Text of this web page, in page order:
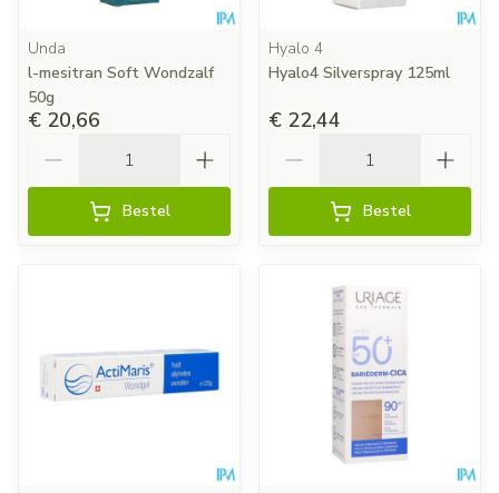
Unda
l-mesitran Soft Wondzalf
50g
€ 20,66
Bestel
Hyalo 4
Hyalo4 Silverspray 125ml
€ 22,44
Bestel